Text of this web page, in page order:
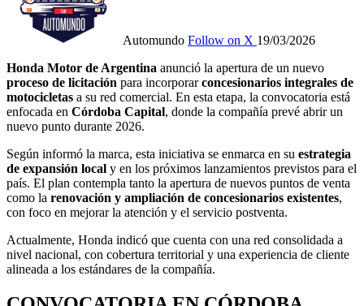
Automundo Follow on X 19/03/2026
Honda Motor de Argentina anunció la apertura de un nuevo
proceso de licitación para incorporarconcesionarios integrales de
motocicletas a su red comercial. En esta etapa, la convocatoria está
enfocada en Córdoba Capital, donde la compañía prevé abrir un
nuevo punto durante 2026.
Según informó la marca, esta iniciativa se enmarca en su estrategia
de expansión local y en los próximos lanzamientos previstos para el
país. El plan contempla tanto la apertura de nuevos puntos de venta
como la renovación y ampliación de concesionarios existentes,
con foco en mejorar la atención y el servicio postventa.
Actualmente, Honda indicó que cuenta con una red consolidada a
nivel nacional, con cobertura territorial y una experiencia de cliente
alineada a los estándares de la compañía.